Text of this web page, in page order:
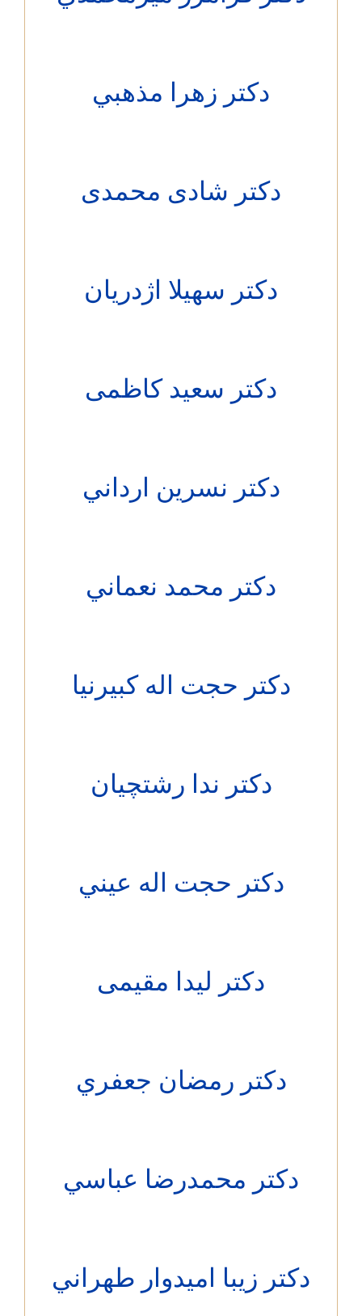
دکتر زهرا مذهبي
دکتر شادی محمدی
دکتر سهيلا اژدريان
دکتر سعید کاظمی
دکتر نسرين ارداني
دکتر محمد نعماني
دکتر حجت اله كبيرنيا
دکتر ندا رشتچيان
دکتر حجت اله عيني
دکتر لیدا مقیمی
دکتر رمضان جعفري
دکتر محمدرضا عباسي
زيبا اميدوار طهراني